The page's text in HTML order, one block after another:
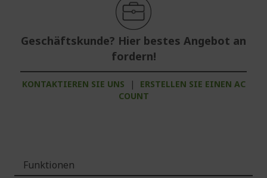
Geschäftskunde? Hier bestes Angebot an
fordern!
KONTAKTIEREN SIE UNS |
ERSTELLEN SIE EINEN AC
COUNT
Funktionen